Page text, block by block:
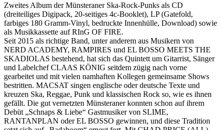
Zweites Album der Münsteraner Ska-Rock-Punks als CD
(dreiteiliges Digipack, 20-seitiges 4c-Booklet), LP (Gatefold,
farbiges 180 Gramm-Vinyl, bedruckte Innenhülle, Download) sowie
als Musikkassette auf RInG OF FIRE.
Seit 2015 als richtige Band, unter anderem aus Musikern von
NERD ACADEMY, RAMPIRES und EL BOSSO MEETS THE
SKADIOLAS bestehend, hat sich das Quintett um Gitarrist, Sänger
und Labelchef CLAAS KÖNIG seitdem zügig nach vorne
gearbeitet und mit vielen namhaften Kollegen gemeinsame Shows
bestritten. MACSAT singen englische oder deutsche Texte und
kreuzen Ska, Reggae, Punk und klassischen Rock so, wie es ihnen
gefällt. Die gut vernetzten Münsteraner konnten schon auf ihrem
Debüt „Schnaps & Liebe“ Gastmusiker von SLIME,
RANTANPLAN oder EL BOSSO gewinnen, und diese Tradition